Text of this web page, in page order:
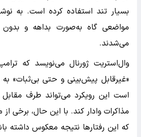
بسیار تند استفاده کرده است. به
مواضعی گاه به‌صورت بداهه و بدون
می‌شدند.
وال‌استریت ژورنال می‌نویسد که
«غیرقابل پیش‌بینی و حتی بی‌ثبات» به
است این رویکرد می‌تواند طرف مقابل
مذاکرات وادار کند. با این حال، برخی
که این رفتارها نتیجه معکوس داشته